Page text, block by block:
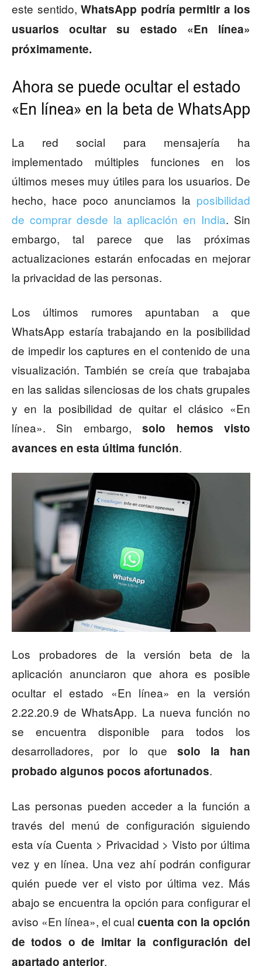
este sentido, WhatsApp podría permitir a los
usuarios ocultar su estado «En línea»
próximamente.
Ahora se puede ocultar el estado
«En línea» en la beta de WhatsApp
La red social para mensajería ha
implementado múltiples funciones en los
últimos meses muy útiles para los usuarios. De
hecho, hace poco anunciamos la posibilidad
de comprar desde la aplicación en India. Sin
embargo, tal parece que las próximas
actualizaciones estarán enfocadas en mejorar
la privacidad de las personas.
Los últimos rumores apuntaban a que
WhatsApp estaría trabajando en la posibilidad
de impedir los captures en el contenido de una
visualización. También se creía que trabajaba
en las salidas silenciosas de los chats grupales
y en la posibilidad de quitar el clásico «En
línea». Sin embargo,solo hemos visto
avances en esta última función.
Los probadores de la versión beta de la
aplicación anunciaron que ahora es posible
ocultar el estado «En línea» en la versión
2.22.20.9 de WhatsApp. La nueva función no
se encuentra disponible para todos los
desarrolladores, por lo que solo la han
probado algunos pocos afortunados.
Las personas pueden acceder a la función a
través del menú de configuración siguiendo
esta vía Cuenta > Privacidad > Visto por última
vez y en línea. Una vez ahí podrán configurar
quién puede ver el visto por última vez. Más
abajo se encuentra la opción para configurar el
aviso «En línea», el cual cuenta con la opción
de todos o de imitar la configuración del
apartado anterior.